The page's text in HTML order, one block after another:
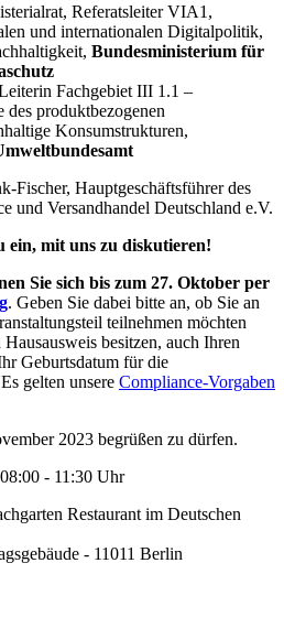
Referatsleiter VIA1,
und internationalen Digitalpolitik,
Bundesministerium für
Fachgebiet III 1.1 –
produktbezogenen
Konsumstrukturen,
Fischer, Hauptgeschäftsführer des
und Versandhandel Deutschland e.V.
ein, mit uns zu diskutieren!
Sie sich bis zum 27. Oktober per
. Geben Sie dabei bitte an, ob Sie an
teilnehmen möchten
besitzen, auch Ihren
Geburtsdatum für die
gelten unsere Compliance-Vorgaben
2023 begrüßen zu dürfen.
- 11:30 Uhr
Restaurant im Deutschen
- 11011 Berlin